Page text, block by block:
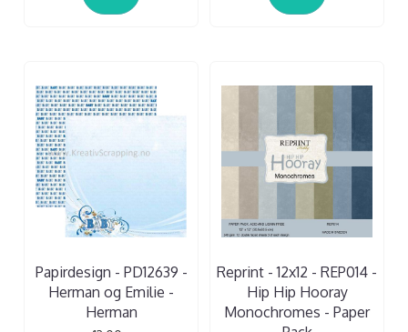
Papirdesign - PD12639 -
Herman og Emilie -
Herman
Reprint - 12x12 - REP014 -
Hip Hip Hooray
Monochromes - Paper